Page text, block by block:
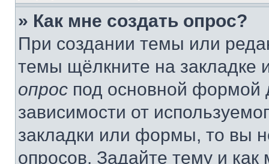
» Как мне создать опрос?
При создании темы или
темы щёлкните на
опрос под основной формой
зависимости от
закладки или формы, то вы
опросов. Задайте тему и